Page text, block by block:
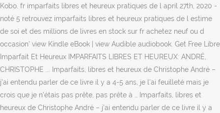
Kobo. fr imparfaits libres et heureux pratiques de l april 27th, 2020 -
noté 5 retrouvez imparfaits libres et heureux pratiques de l estime
de soi et des millions de livres en stock sur fr achetez neuf ou d
occasion' view Kindle eBook | view Audible audiobook. Get Free Libre
Imparfait Et Heureux IMPARFAITS LIBRES ET HEUREUX: ANDRÉ,
CHRISTOPHE ... Imparfaits, libres et heureux de Christophe André –
j’ai entendu parler de ce livre il y a 4-5 ans, je l’ai feuilleté mais je
crois que je n’étais pas prête, pas prête à … Imparfaits, libres et
heureux de Christophe André – j’ai entendu parler de ce livre il y a